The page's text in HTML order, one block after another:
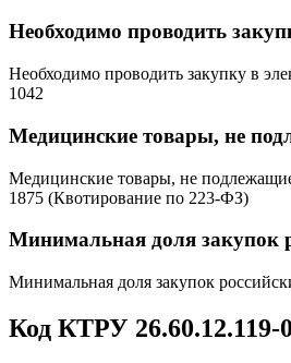
Необходимо проводить
Необходимо проводить закупку в
1042
Медицинские товары, не
Медицинские товары, не
1875 (Квотирование по 223-ФЗ)
Минимальная доля закупок
Минимальная доля закупок
Код КТРУ 26.60.12.119-